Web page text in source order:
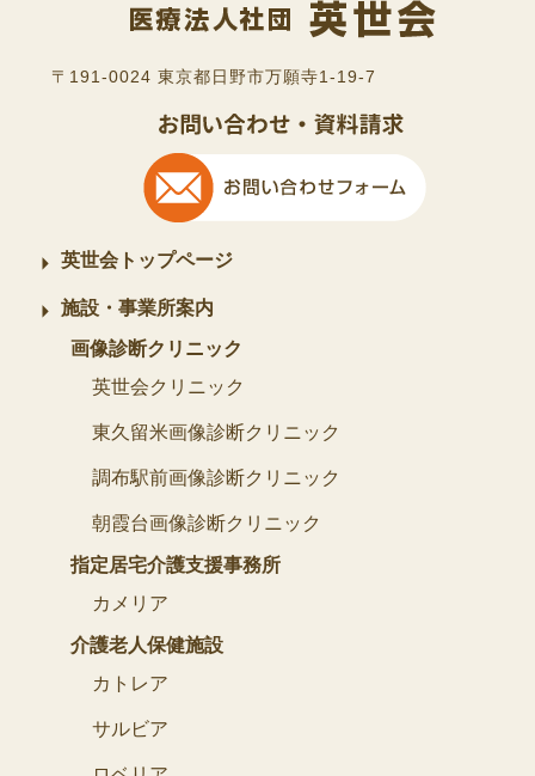
〒191-0024 東京都日野市万願寺1-19-7
英世会トップページ
施設・事業所案内
画像診断クリニック
英世会クリニック
東久留米画像診断クリニック
調布駅前画像診断クリニック
朝霞台画像診断クリニック
指定居宅介護支援事務所
カメリア
介護老人保健施設
カトレア
サルビア